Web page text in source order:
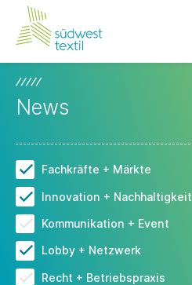
News
Fachkräfte + Märkte
Innovation + Nachhaltigkeit
Kommunikation + Event
Lobby + Netzwerk
Recht + Betriebspraxis